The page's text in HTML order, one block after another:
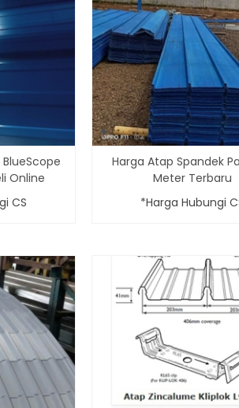
Online
CS
Harga Atap Spandek
Meter Terbaru
*Harga Hubungi